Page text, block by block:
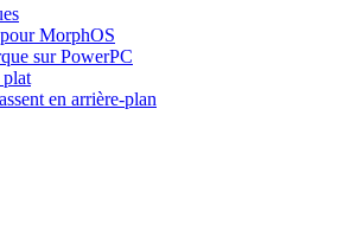
MorphOS
sur PowerPC
plat
en arrière-plan